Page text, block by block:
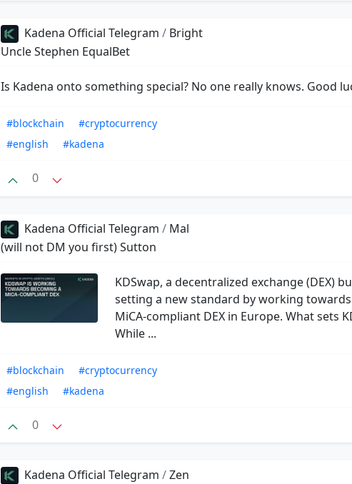
Kadena Official Telegram / Bright
Uncle Stephen EqualBet
Is Kadena onto something special? No one really knows. Good
#blockchain
#cryptocurrency
#english
#kadena
0
Kadena Official Telegram / Mal
(will not DM you first) Sutton
KDSwap, a decentralized exchange (DEX)
setting a new standard by working
MiCA-compliant DEX in Europe. What sets
While ...
#blockchain
#cryptocurrency
#english
#kadena
0
Kadena Official Telegram /Zen